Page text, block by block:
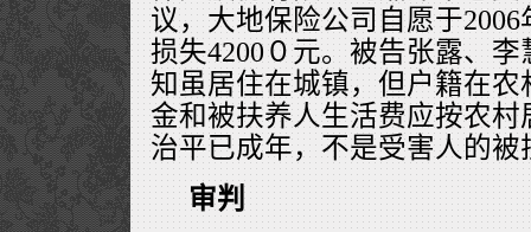
议，大地保险公司自愿于
损失4200０元。被告张露、
知虽居住在城镇，但户籍在
金和被扶养人生活费应按农
治平已成年，不是受害人的被
审判